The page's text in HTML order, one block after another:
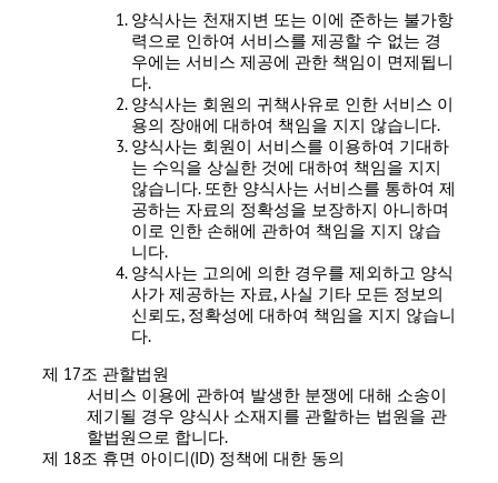
양식사는 천재지변 또는 이에 준하는 불가항
력으로 인하여 서비스를 제공할 수 없는 경
우에는 서비스 제공에 관한 책임이 면제됩니
다.
양식사는 회원의 귀책사유로 인한 서비스 이
용의 장애에 대하여 책임을 지지 않습니다.
양식사는 회원이 서비스를 이용하여 기대하
는 수익을 상실한 것에 대하여 책임을 지지
않습니다. 또한 양식사는 서비스를 통하여 제
공하는 자료의 정확성을 보장하지 아니하며
이로 인한 손해에 관하여 책임을 지지 않습
니다.
양식사는 고의에 의한 경우를 제외하고 양식
사가 제공하는 자료, 사실 기타 모든 정보의
신뢰도, 정확성에 대하여 책임을 지지 않습니
다.
제 17조 관할법원
서비스 이용에 관하여 발생한 분쟁에 대해 소송이
제기될 경우 양식사 소재지를 관할하는 법원을 관
할법원으로 합니다.
제 18조 휴면 아이디(ID) 정책에 대한 동의